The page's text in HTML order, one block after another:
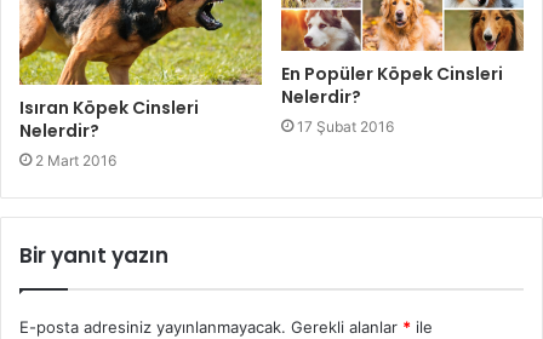
Isıran Köpek Cinsleri
Nelerdir?
2 Mart 2016
En Popüler Köpek Cinsleri
Nelerdir?
17 Şubat 2016
Bir yanıt yazın
E-posta adresiniz yayınlanmayacak. Gerekli alanlar * ile